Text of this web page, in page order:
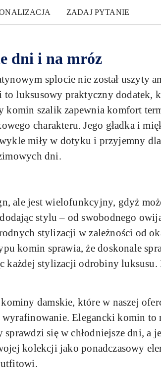
ZADAJ PYTANIE
dni i na mróz
splocie nie został uszyty
luksusowy praktyczny dodatek,
komin szalik zapewnia komfort
charakteru. Jego gładka i
miły w dotyku i przyjemny
dni.
ale jest wielofunkcyjny, gdyż
stylu – od swobodnego
stylizacji w zależności od
komin sprawia, że doskonale
stylizacji odrobiny luksusu.
damskie, które w naszej
Elegancki komin
się w chłodniejsze dni, a
kolekcji jako ponadczasowy